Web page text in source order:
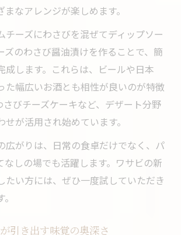
とチーズが主役の手軽なおつまみ集
ーズとわさびディップで食卓革命
りクリームチーズディップの魅力
チーズとワサビが創る新定番ディ
ィップで広がるチーズの楽しみ方
ーズディップでおつまみの幅が拡
クリームチーズの絶品ディップ活
なアレンジが楽しめます。
チーズにわさびを混ぜてディップソー
ズのわさび醤油漬けを作ることで、簡
成します。これらは、ビールや日本
た幅広いお酒とも相性が良いのが特徴
さびチーズケーキなど、デザート分野
が活用され始めています。
広がりは、日常の食卓だけでなく、パ
なしの場でも活躍します。ワサビの新
たい方には、ぜひ一度試していただき
引き出す味覚の奥深さ